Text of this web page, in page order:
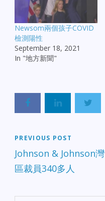
Newsom兩個孩子COVID
檢測陽性
September 18, 2021
In "地方新聞"
PREVIOUS POST
Johnson & Johnson灣
區裁員340多人